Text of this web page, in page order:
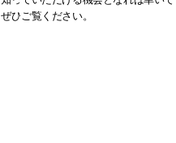
ぜひご覧ください。